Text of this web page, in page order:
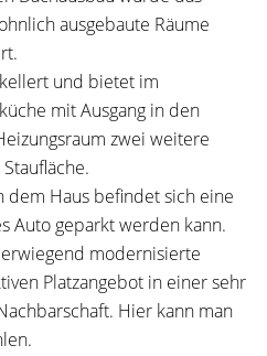
ausgebaute Räume
und bietet im
mit Ausgang in den
zwei weitere
Haus befindet sich eine
Auto geparkt werden kann.
modernisierte
Platzangebot in einer sehr
Hier kann man